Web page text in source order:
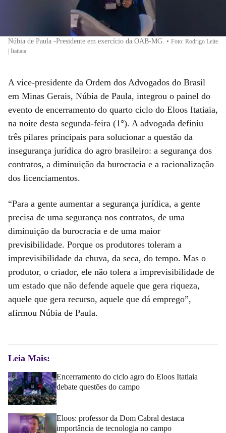
Núbia de Paula -Presidente em exercício da OAB-MG. • Foto: Rodrigo Leite
| Itatiaia
A vice-presidente da Ordem dos Advogados do Brasil
em Minas Gerais, Núbia de Paula, integrou o painel do
evento de encerramento do quarto ciclo do Eloos Itatiaia,
na noite desta segunda-feira (1°). A advogada definiu
três pilares principais para solucionar a questão da
insegurança jurídica do agro brasileiro: a segurança dos
contratos, a diminuição da burocracia e a racionalização
dos licenciamentos.
“Para a gente aumentar a segurança jurídica, a gente
precisa de uma segurança nos contratos, de uma
diminuição da burocracia e de uma maior
previsibilidade. Porque os produtores toleram a
imprevisibilidade da chuva, da seca, do tempo. Mas o
produtor, o criador, ele não tolera a imprevisibilidade de
um estado que não defende aquele que gera riqueza,
aquele que gera recurso, aquele que dá emprego”,
afirmou Núbia de Paula.
Leia Mais:
Encerramento do ciclo agro do Eloos Itatiaia
debate questões do campo
Eloos: professor da Dom Cabral destaca
importância de tecnologia no campo